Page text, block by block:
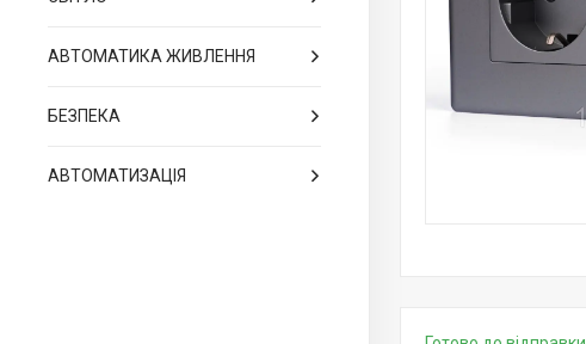
АВТОМАТИКА ЖИВЛЕННЯ
БЕЗПЕКА
АВТОМАТИЗАЦІЯ